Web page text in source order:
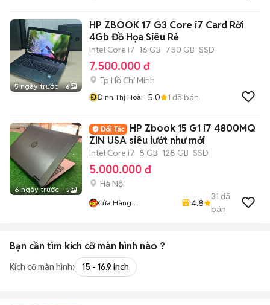
5 ngày trước 6
HP ZBOOK 17 G3 Core i7 Card Rời
4Gb Đồ Họa Siêu Rẻ
Intel Core i7 16 GB 750 GB SSD
7.500.000 đ
Tp Hồ Chí Minh
ĐĐinh Thị Hoài 5.0 1 đã bán
6 ngày trước 5
HP Zbook 15 G1 i7 4800MQ
ZIN USA siêu lướt như mới
Intel Core i7 8 GB 128 GB SSD
5.000.000 đ
Hà Nội
Cửa Hàng
4.8
31 đã
bán
Bạn cần tìm kích cỡ màn hình nào ?
Kích cỡ màn hình: 15 - 16.9 inch